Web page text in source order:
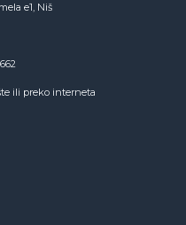
e1, Niš
ili preko interneta